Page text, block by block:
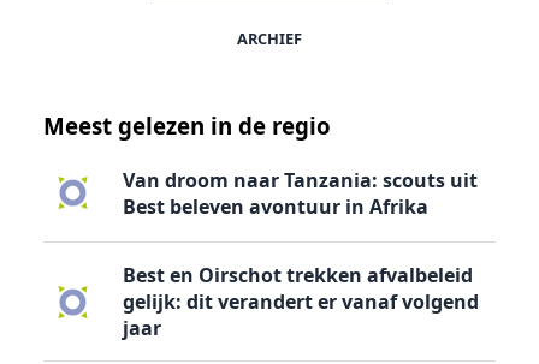
ARCHIEF
Meest gelezen in de regio
Van droom naar Tanzania: scouts uit
Best beleven avontuur in Afrika
Best en Oirschot trekken afvalbeleid
gelijk: dit verandert er vanaf volgend
jaar